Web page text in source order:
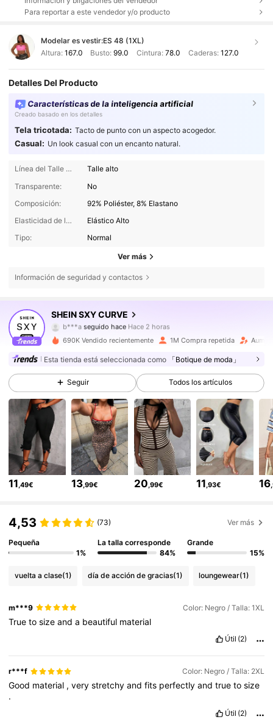
Para reportar a este vendedor y/o producto
Modelar es vestir:ES 48 (1XL)
Altura: 167.0 Busto:99.0 Cintura: 78.0 Caderas: 127.0
Detalles Del Producto
Características de la inteligencia artificial
Creado basado en los detalles
Tela tricotada: Tacto de punto con un aspecto acogedor.
Casual: Un look casual con un encanto natural.
Línea del Talle de la Cintura:
Talle alto
Transparente:
No
Composición:
92% Poliéster, 8% Elastano
Elasticidad de la tela:
Elástico Alto
Tipo:
Normal
Ver más
Información de seguridad y contactos
SHEIN SXY CURVE
n***4está navegando
4,84
450K Seguidores
4,84 450K Seguidores
4,84 450K Seguidores
4,84 450K Seguidores
450K Seguidores
4,84 450K Seguidores
690K Vendido recientemente 1M Compra repetida
Esta tienda está seleccionada como 「Botique de moda」
Seguir Todos los artículos
11,49€ 13,99€ 20,99€ 11,93€ 16
4,53 (73) Ver más
Pequeña
1%
La talla corresponde
84%
Grande
15%
vuelta a clase(1) día de acción de gracias(1) loungewear(1)
m***9 Color: Negro / Talla: 1XL
Truetosizeanda beautiful material
Útil (2)
r***f Color: Negro / Talla: 2XL
Good material ,verystretchyandfits perfectlyandtruetosize
.
Útil (2)